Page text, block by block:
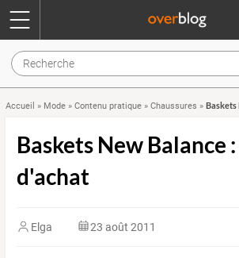
Accueil » Mode » Contenu pratique » Chaussures » Baskets
Baskets New Balance
d'achat
Elga 23 août 2011